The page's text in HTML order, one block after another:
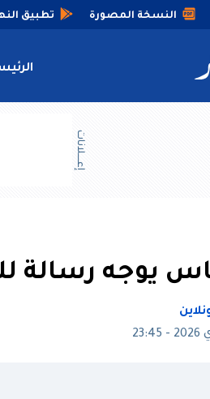
النسخة المصورة تطبيق
إعــــلانات
يوجه رسالة